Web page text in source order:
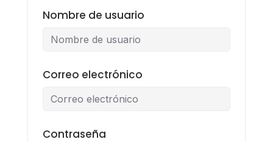
Nombre de usuario
Correo electrónico
Contraseña